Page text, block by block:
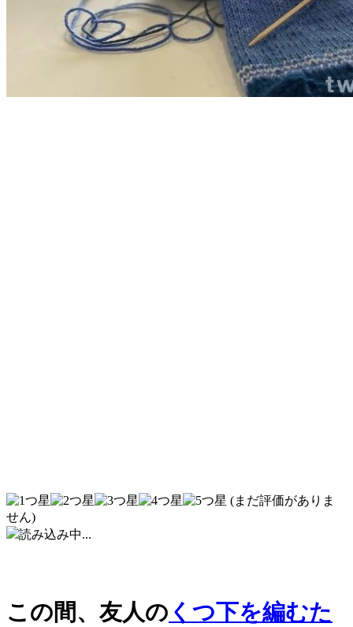
(まだ評価がありま
せん)
読み込み中...
この間、友人の くつ下を編むた